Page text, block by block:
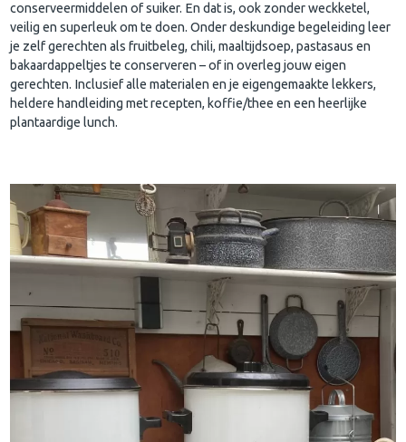
conserveermiddelen of suiker. En dat is, ook zonder weckketel,
veilig en superleuk om te doen. Onder deskundige begeleiding leer
je zelf gerechten als fruitbeleg, chili, maaltijdsoep, pastasaus en
bakaardappeltjes te conserveren – of in overleg jouw eigen
gerechten. Inclusief alle materialen en je eigengemaakte lekkers,
heldere handleiding met recepten, koffie/thee en een heerlijke
plantaardige lunch.